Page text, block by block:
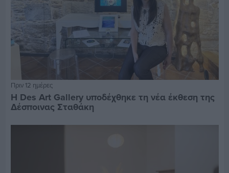
Πριν 12 ημέρες
Η Des Art Gallery υποδέχθηκε τη νέα έκθεση της
Δέσποινας Σταθάκη